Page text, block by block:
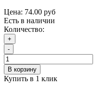
Цена: 74.00 руб
Есть в наличии
Количество:
+
-
В корзину
Купить в 1 клик